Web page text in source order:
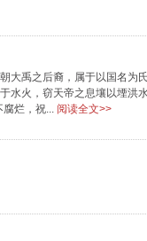
禹之后裔，属于以国名为
水火，窃天帝之息壤以堙洪
腐烂，祝... 阅读全文>>